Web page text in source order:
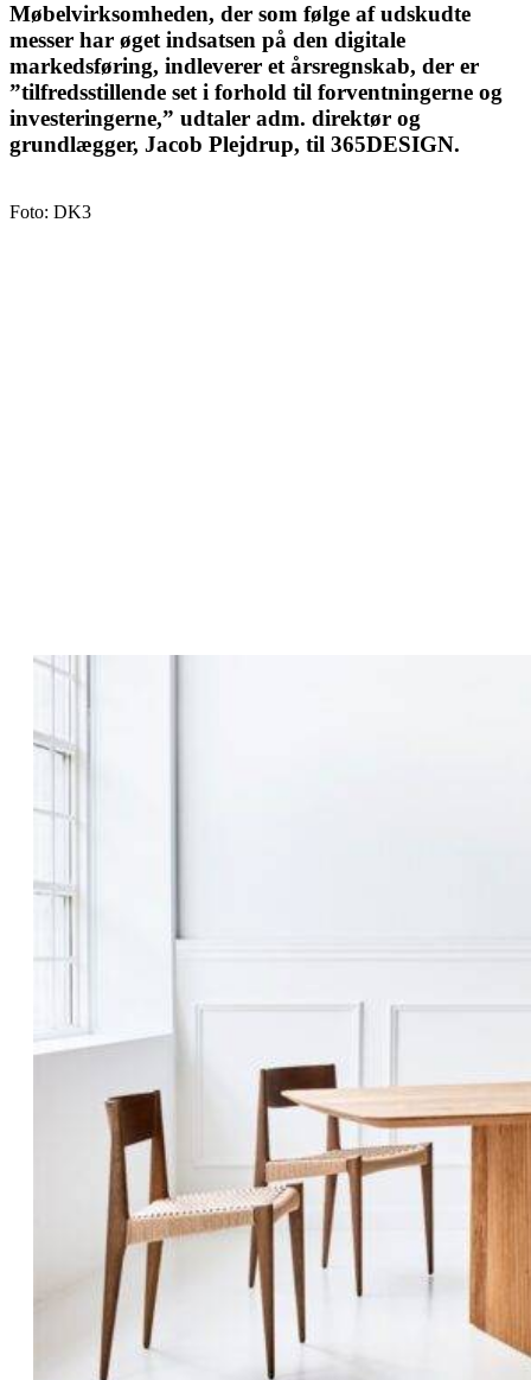
Møbelvirksomheden, der som følge af udskudte
messer har øget indsatsen på den digitale
markedsføring, indleverer et årsregnskab, der er
”tilfredsstillende set i forhold til forventningerne og
investeringerne,” udtaler adm. direktør og
grundlægger, Jacob Plejdrup, til 365DESIGN.
Foto: DK3